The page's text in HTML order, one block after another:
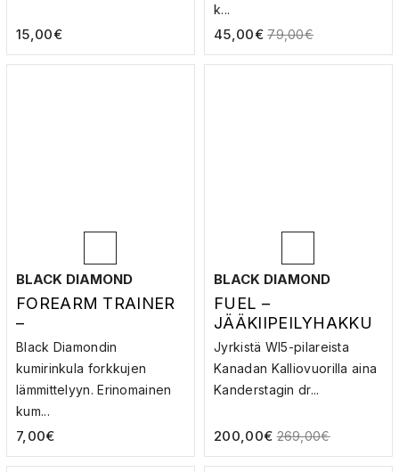
15,00€
k...
45,00€ 79,00€
BLACK DIAMOND
FOREARM TRAINER
–
HARJOITTELUVÄLIN
E
Black Diamondin
kumirinkula forkkujen
lämmittelyyn. Erinomainen
kum...
7,00€
BLACK DIAMOND
FUEL –
JÄÄKIIPEILYHAKKU
Jyrkistä WI5-pilareista
Kanadan Kalliovuorilla aina
Kanderstagin dr...
200,00€ 269,00€